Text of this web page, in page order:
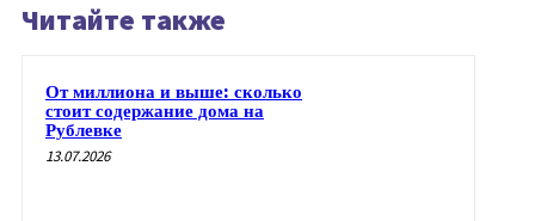
Читайте также
От миллиона и выше: сколько
стоит содержание дома на
Рублевке
13.07.2026